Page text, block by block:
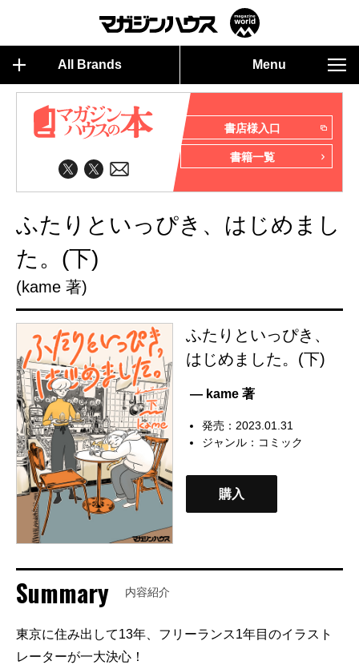
All Brands Menu
書店様入口
書籍一覧
ふたりといっぴき、はじめまし
た。(下)
(kame 著)
ふたりといっぴき、
はじめました。(下)
— kame 著
発売：2023.01.31
ジャンル： コミック
購入
Summary 内容紹介
東京に住み出して13年、フリーランス1年目のイラスト
レーターが一大決心！